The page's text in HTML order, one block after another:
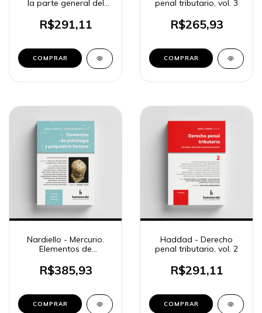
la parte general del
R$291,11
COMPRAR
penal tributario, vol. 3
R$265,93
COMPRAR
Nardiello - Mercurio.
Elementos de
forense
R$385,93
COMPRAR
Haddad - Derecho
penal tributario, vol. 2
R$291,11
COMPRAR